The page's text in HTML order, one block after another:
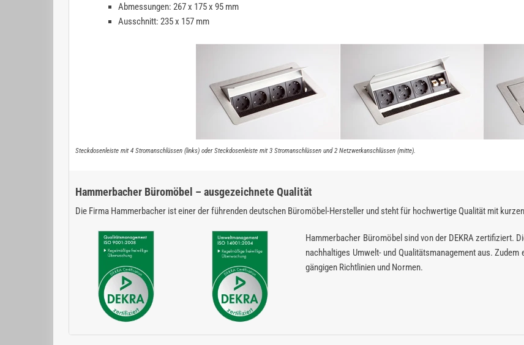
Abmessungen: 267 x 175 x 95 mm
Ausschnitt: 235 x 157 mm
Steckdosenleiste mit 4 Stromanschlüssen (links) oder Steckdosenleiste mit 3 Stromanschlüssen und 2 Netzwerkanschlüssen (mitte).
Hammerbacher Büromöbel – ausgezeichnete Qualität
Die Firma Hammerbacher ist einer der führenden deutschen Büromöbel-Hersteller und steht für hochwertige Qualität mit
Hammerbacher Büromöbel sind von der DEKRA zertifiziert.
nachhaltiges Umwelt- und Qualitätsmanagement aus.
gängigen Richtlinien und Normen.